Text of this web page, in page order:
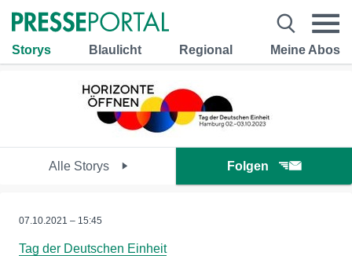
Storys Blaulicht Regional Meine Abos
Alle Storys Folgen
07.10.2021 – 15:45
Tag der Deutschen Einheit